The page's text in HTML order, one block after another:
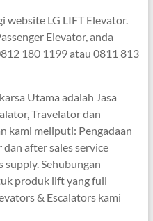
website LG LIFT Elevator.
Elevator, anda
180 1199 atau 0811 813
Utama adalah Jasa
Travelator dan
kami meliputi: Pengadaan
after sales service
supply. Sehubungan
produk lift yang full
& Escalators kami